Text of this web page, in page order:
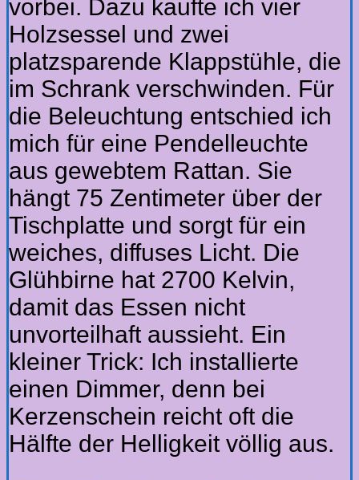
vorbei. Dazu kaufte ich vier
Holzsessel und zwei
platzsparende Klappstühle, die
im Schrank verschwinden. Für
die Beleuchtung entschied ich
mich für eine Pendelleuchte
aus gewebtem Rattan. Sie
hängt 75 Zentimeter über der
Tischplatte und sorgt für ein
weiches, diffuses Licht. Die
Glühbirne hat 2700 Kelvin,
damit das Essen nicht
unvorteilhaft aussieht. Ein
kleiner Trick: Ich installierte
einen Dimmer, denn bei
Kerzenschein reicht oft die
Hälfte der Helligkeit völlig aus.